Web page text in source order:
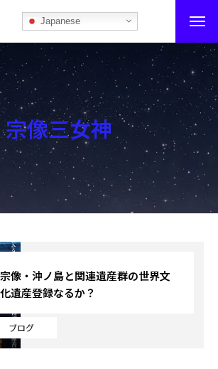
Japanese
探そう！
ダー
宗像三女神
ブログ
宗像・沖ノ島と関連遺産群の世界文
化遺産登録なるか？